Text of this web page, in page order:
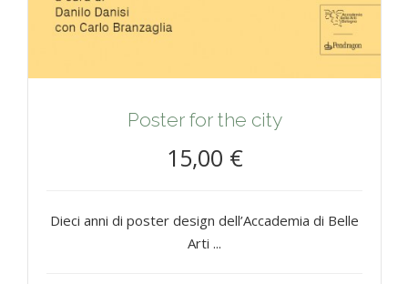
Poster for the city
15,00 €
Dieci anni di poster design dell’Accademia di Belle
Arti ...